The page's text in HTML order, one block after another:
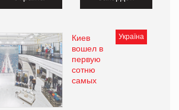
Україна
Киев
вошел в
первую
сотню
самых